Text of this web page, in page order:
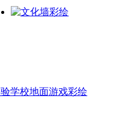
学校地面游戏彩绘